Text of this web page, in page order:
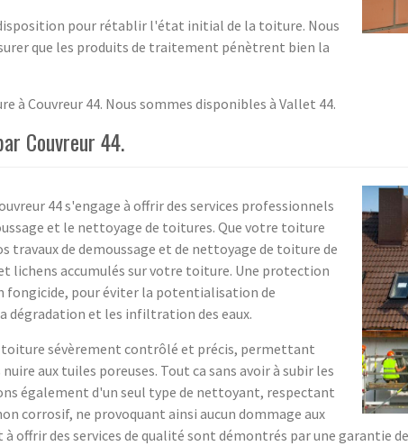
pour rétablir l'état initial de la toiture. Nous
que les produits de traitement pénètrent bien la
Couvreur 44. Nous sommes disponibles à Vallet 44.
Couvreur 44.
44 s'engage à offrir des services professionnels
et le nettoyage de toitures. Que votre toiture
travaux de demoussage et de nettoyage de toiture de
lichens accumulés sur votre toiture. Une protection
pour éviter la potentialisation de
dégradation et les infiltration des eaux.
sévèrement contrôlé et précis, permettant
aux tuiles poreuses. Tout ca sans avoir à subir les
également d'un seul type de nettoyant, respectant
corrosif, ne provoquant ainsi aucun dommage aux
des services de qualité sont démontrés par une garantie de